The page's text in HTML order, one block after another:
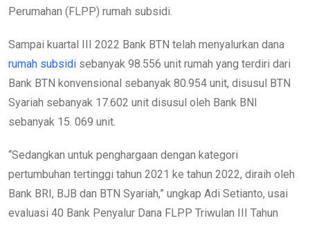
Perumahan (FLPP) rumah subsidi.
Sampai kuartal III 2022 Bank BTN telah menyalurkan dana
rumah subsidi sebanyak 98.556 unit rumah yang terdiri dari
Bank BTN konvensional sebanyak 80.954 unit, disusul BTN
Syariah sebanyak 17.602 unit disusul oleh Bank BNI
sebanyak 15. 069 unit.
“Sedangkan untuk penghargaan dengan kategori
pertumbuhan tertinggi tahun 2021 ke tahun 2022, diraih oleh
Bank BRI, BJB dan BTN Syariah,” ungkap Adi Setianto, usai
evaluasi 40 Bank Penyalur Dana FLPP Triwulan III Tahun